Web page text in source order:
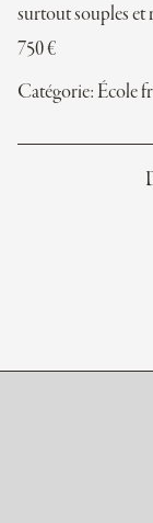
surtout souples et
750€
Catégorie: École